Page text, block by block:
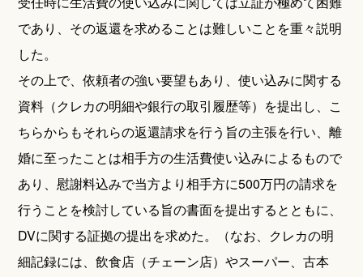
であり、その返還を求めることは難しいことを重々説明
した。
その上で、依頼者の強い要望もあり、使い込みに関する
資料（クレカの明細や銀行の取引履歴等）を提出し、こ
ちらからもそれらの返還請求を行う旨の主張を行い、離
婚に至ったことは相手方の生活費使い込みによるもので
あり、慰謝料込みで当方より相手方に500万円の請求を
行うことを検討している旨の書面を提出するとともに、
DVに関する証拠の提出を求めた。（なお、クレカの明
細記録には、飲食店（チェーン店）やスーパー、古本